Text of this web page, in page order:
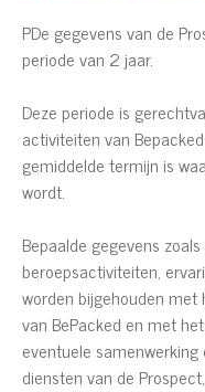
PDe gegevens van de
periode van 2 jaar.
Deze periode is
activiteiten van
gemiddelde termijn is
wordt.
Bepaalde gegevens
beroepsactiviteiten,
worden bijgehouden
van BePacked en met
eventuele
diensten van de